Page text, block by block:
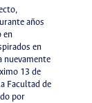
años
en
en
nuevamente
13 de
Facultad de
por